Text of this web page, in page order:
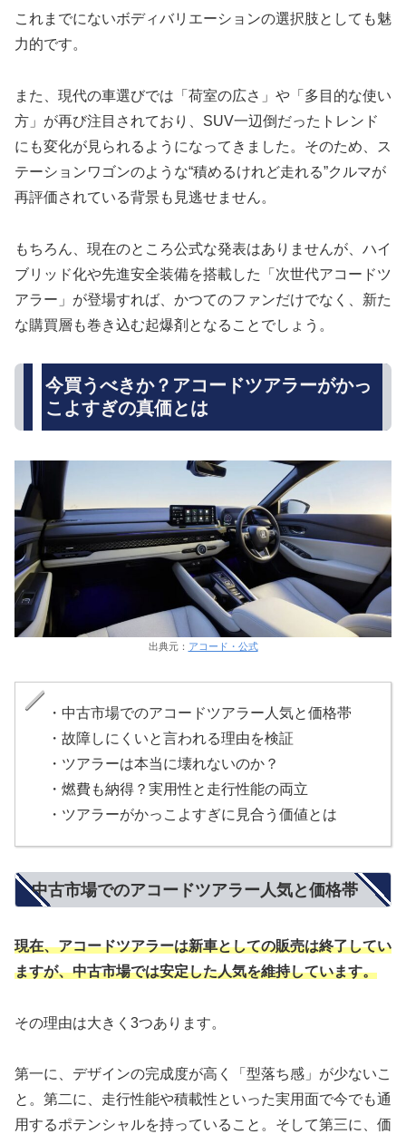
これまでにないボディバリエーションの選択肢としても魅
力的です。
また、現代の車選びでは「荷室の広さ」や「多目的な使い
方」が再び注目されており、SUV一辺倒だったトレンド
にも変化が見られるようになってきました。そのため、ス
テーションワゴンのような“積めるけれど走れる”クルマが
再評価されている背景も見逃せません。
もちろん、現在のところ公式な発表はありませんが、ハイ
ブリッド化や先進安全装備を搭載した「次世代アコードツ
アラー」が登場すれば、かつてのファンだけでなく、新た
な購買層も巻き込む起爆剤となることでしょう。
今買うべきか？アコードツアラーがかっ
こよすぎの真価とは
出典元： アコード・公式
・中古市場でのアコードツアラー人気と価格帯
・故障しにくいと言われる理由を検証
・ツアラーは本当に壊れないのか？
・燃費も納得？実用性と走行性能の両立
・ツアラーがかっこよすぎに見合う価値とは
中古市場でのアコードツアラー人気と価格帯
現在、アコードツアラーは新車としての販売は終了してい
ますが、中古市場では安定した人気を維持しています。
その理由は大きく3つあります。
第一に、デザインの完成度が高く「型落ち感」が少ないこ
と。第二に、走行性能や積載性といった実用面で今でも通
用するポテンシャルを持っていること。そして第三に、価